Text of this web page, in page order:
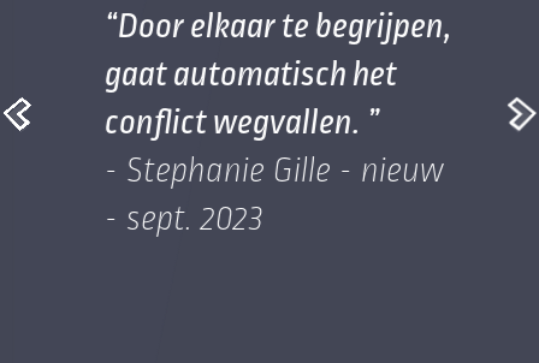
Door elkaar te begrijpen,
gaat automatisch het
conflict wegvallen.
- Stephanie Gille - nieuw
- sept. 2023